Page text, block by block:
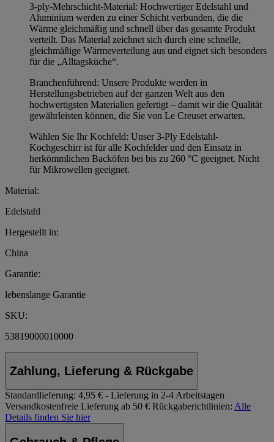
3-ply-Mehrschicht-Material: Hochwertiger Edelstahl und
Aluminium werden zu einer Schicht verbunden, die die
Wärme gleichmäßig und schnell über das gesamte Produkt
verteilt. Das Material zeichnet sich durch eine schnelle,
gleichmäßige Wärmeverteilung aus und eignet sich besonders
für die „Alltagsküche“.
Branchenführend: Unsere Produkte werden in
Herstellungsbetrieben auf der ganzen Welt aus den
hochwertigsten Materialien gefertigt – damit wir die Qualität
gewährleisten können, die Sie von Le Creuset erwarten.
Wählen Sie Ihr Kochfeld: Unser 3-Ply Edelstahl-
Kochgeschirr ist für alle Kochfelder und den Einsatz in
herkömmlichen Backöfen bei bis zu 260 °C geeignet. Nicht
für Mikrowellen geeignet.
Material:
Edelstahl
Hergestellt in:
China
Garantie:
lebenslange Garantie
SKU:
53819000010000
Zahlung, Lieferung & Rückgabe
Standardlieferung: 4,95 € - Lieferung in 2-4 Arbeitstagen
Versandkostenfreie Lieferung ab 50 € Rückgaberichtlinien: Alle
Details finden Sie hier